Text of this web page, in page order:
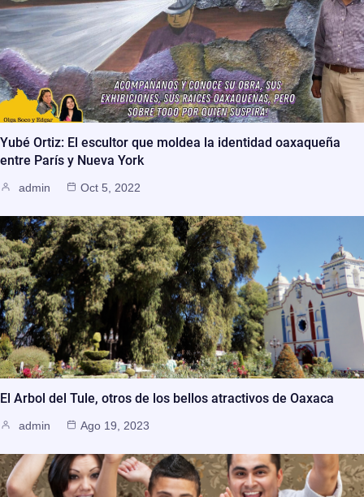
Yubé Ortiz: El escultor que moldea la identidad oaxaqueña
entre París y Nueva York
admin Oct 5, 2022
El Arbol del Tule, otros de los bellos atractivos de Oaxaca
admin Ago 19, 2023